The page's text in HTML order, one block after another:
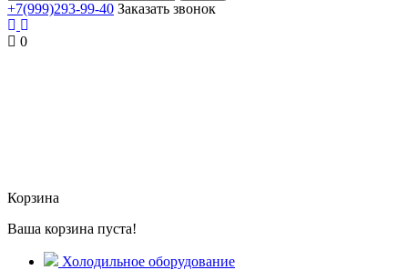
+7(999)293-99-40 Заказать звонок
0
Корзина
Ваша корзина пуста!
Холодильное оборудование